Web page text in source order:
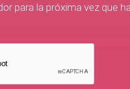
para la próxima vez que